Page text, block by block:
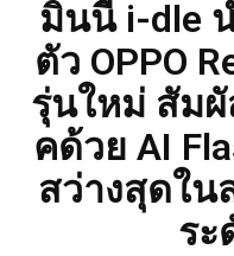
มินนี่ i-dle
ตัว OPPO
รุ่นใหม่ สัม
คด้วย AI
สว่างสุดใน
ระ